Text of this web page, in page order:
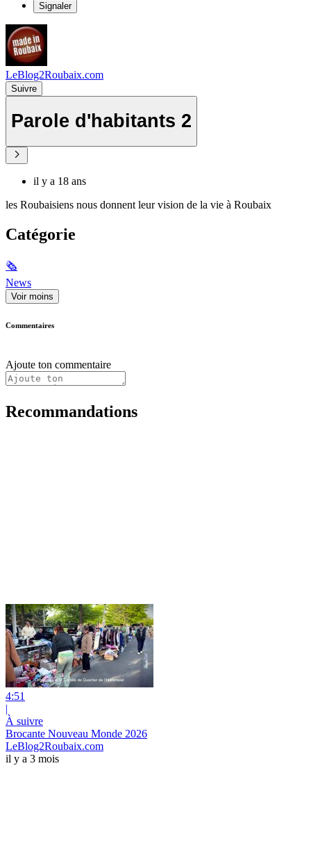
Signaler
LeBlog2Roubaix.com
Suivre
Parole d'habitants 2
il y a 18 ans
les Roubaisiens nous donnent leur vision de la vie à Roubaix
Catégorie
🗞
News
Voir moins
Commentaires
Ajoute ton commentaire
Recommandations
4:51
|
À suivre
Brocante Nouveau Monde 2026
LeBlog2Roubaix.com
il y a 3 mois